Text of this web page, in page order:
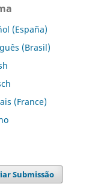
(España)
(Brasil)
(France)
Submissão